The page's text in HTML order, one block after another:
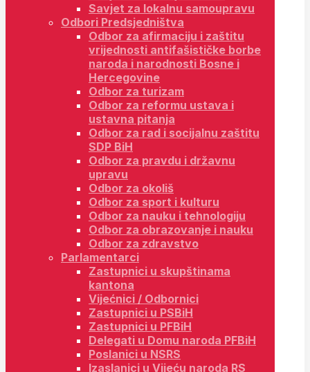
Savjet za lokalnu samoupravu
Odbori Predsjedništva
Odbor za afirmaciju i zaštitu
vrijednosti antifašističke borbe
naroda i narodnosti Bosne i
Hercegovine
Odbor za turizam
Odbor za reformu ustava i
ustavna pitanja
Odbor za rad i socijalnu zaštitu
SDP BiH
Odbor za pravdu i državnu
upravu
Odbor za okoliš
Odbor za sport i kulturu
Odbor za nauku i tehnologiju
Odbor za obrazovanje i nauku
Odbor za zdravstvo
Parlamentarci
Zastupnici u skupštinama
kantona
Vijećnici / Odbornici
Zastupnici u PSBiH
Zastupnici u PFBiH
Delegati u Domu naroda PFBiH
Poslanici u NSRS
Izaslanici u Vijeću naroda RS